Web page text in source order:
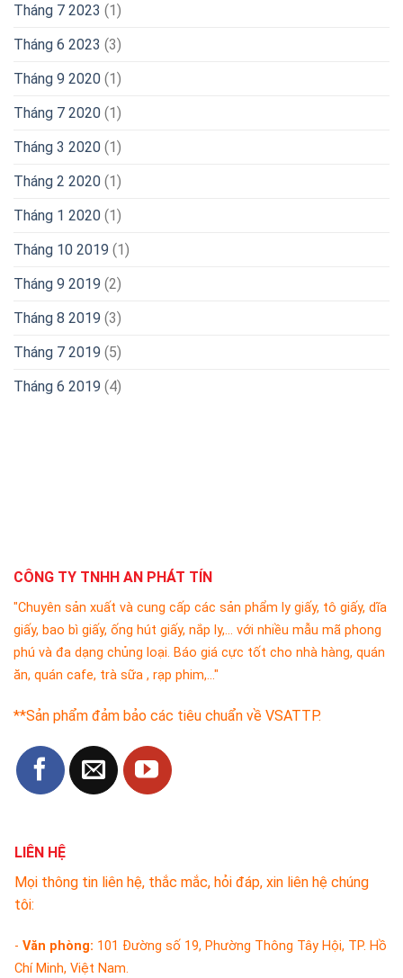
Tháng 7 2023 (1)
Tháng 6 2023 (3)
Tháng 9 2020 (1)
Tháng 7 2020 (1)
Tháng 3 2020 (1)
Tháng 2 2020 (1)
Tháng 1 2020 (1)
Tháng 10 2019 (1)
Tháng 9 2019 (2)
Tháng 8 2019 (3)
Tháng 7 2019 (5)
Tháng 6 2019 (4)
CÔNG TY TNHH AN PHÁT TÍN
"Chuyên sản xuất và cung cấp các sản phẩm ly giấy, tô giấy, dĩa
giấy, bao bì giấy, ống hút giấy, nắp ly,... với nhiều mẫu mã phong
phú và đa dạng chủng loại. Báo giá cực tốt cho nhà hàng, quán
ăn, quán cafe, trà sữa , rạp phim,..."
**Sản phẩm đảm bảo các tiêu chuẩn về VSATTP.
LIÊN HỆ
Mọi thông tin liên hệ, thắc mắc, hỏi đáp, xin liên hệ chúng
tôi:
- Văn phòng: 101 Đường số 19, Phường Thông Tây Hội, TP. Hồ
Chí Minh, Việt Nam.